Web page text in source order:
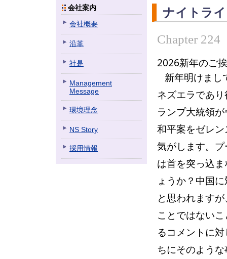
会社案内
会社概要
沿革
社是
Management
Message
環境理念
NS Story
採用情報
ナイトラ
Chapter 224
2026新年のご
新年明けまし
ネズエラであ
ランプ大統領
和平案をゼレ
気がします。
は首を突っ込
ょうか？中国
と思われます
ことではない
るコメントに
ちにそのよう